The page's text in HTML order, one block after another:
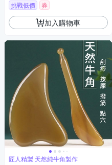
挑戰低價 券
加入購物車
匠人精製 天然純牛角製作